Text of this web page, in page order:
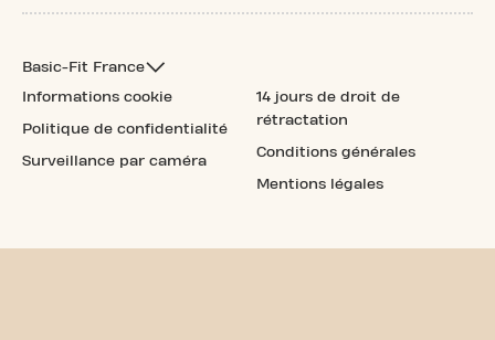
Basic-Fit France
Informations cookie
Politique de confidentialité
Surveillance par caméra
14 jours de droit de
rétractation
Conditions générales
Mentions légales